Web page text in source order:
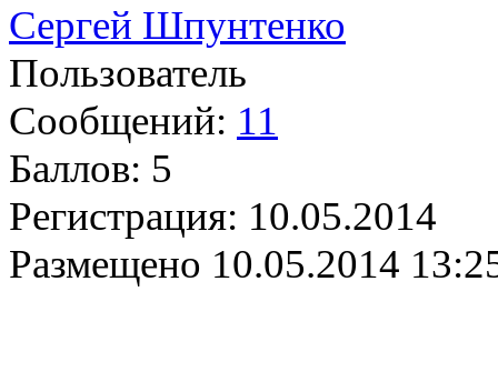
Сергей Шпунтенко
Пользователь
Сообщений: 11
Баллов: 5
Регистрация: 10.05.2014
Размещено 10.05.2014